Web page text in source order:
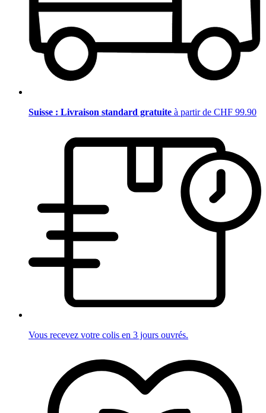
Suisse : Livraison standard gratuite à partir de CHF 99.90
Vous recevez votre colis en 3 jours ouvrés.